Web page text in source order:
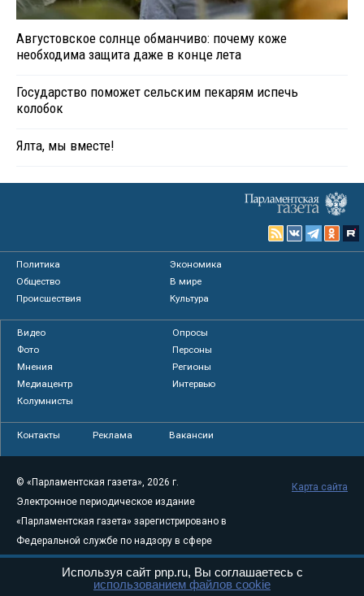
Августовское солнце обманчиво: почему коже
необходима защита даже в конце лета
Государство поможет сельским пекарям испечь
колобок
Ялта, мы вместе!
Политика
Экономика
Общество
В мире
Происшествия
Культура
Видео
Опросы
Фото
Персоны
Мнения
Регионы
Медиацентр
Интервью
Колумнисты
Контакты Реклама Вакансии
© «Парламентская газета», 2026 г.
Электронное периодическое издание
«Парламентская газета» зарегистрировано в
Федеральной службе по надзору в сфере
связи, информационных технологий и
массовых коммуникаций (Роскомнадзор) 05
Карта сайта
Используя сайт pnp.ru, Вы соглашаетесь с
использованием файлов cookie